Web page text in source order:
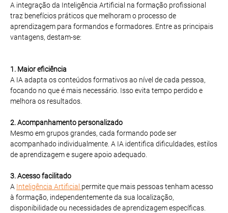
A integração da Inteligência Artificial na formação profissional
traz benefícios práticos que melhoram o processo de
aprendizagem para formandos e formadores. Entre as principais
vantagens, destam-se:
1. Maior eficiência
A IA adapta os conteúdos formativos ao nível de cada pessoa,
focando no que é mais necessário. Isso evita tempo perdido e
melhora os resultados.
2. Acompanhamento personalizado
Mesmo em grupos grandes, cada formando pode ser
acompanhado individualmente. A IA identifica dificuldades, estilos
de aprendizagem e sugere apoio adequado.
3. Acesso facilitado
A Inteligência Artificial permite que mais pessoas tenham acesso
à formação, independentemente da sua localização,
disponibilidade ou necessidades de aprendizagem específicas.